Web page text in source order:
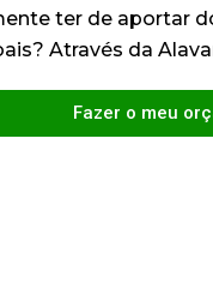
ter de aportar
Através da
Fazer o meu